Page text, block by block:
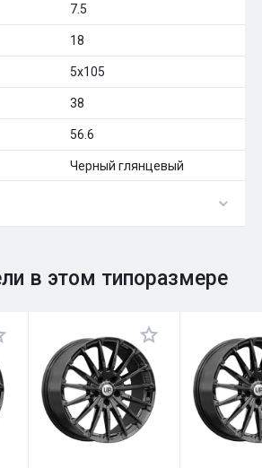
7.5
18
5x105
38
56.6
Черный глянцевый
рейтинг 0
в этом типоразмере